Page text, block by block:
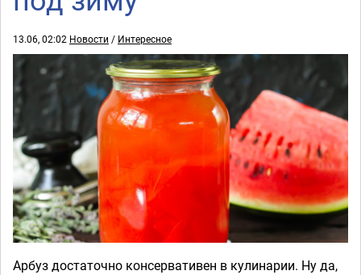
13.06, 02:02 Новости / Интересное
Арбуз достаточно консервативен в кулинарии. Ну да,